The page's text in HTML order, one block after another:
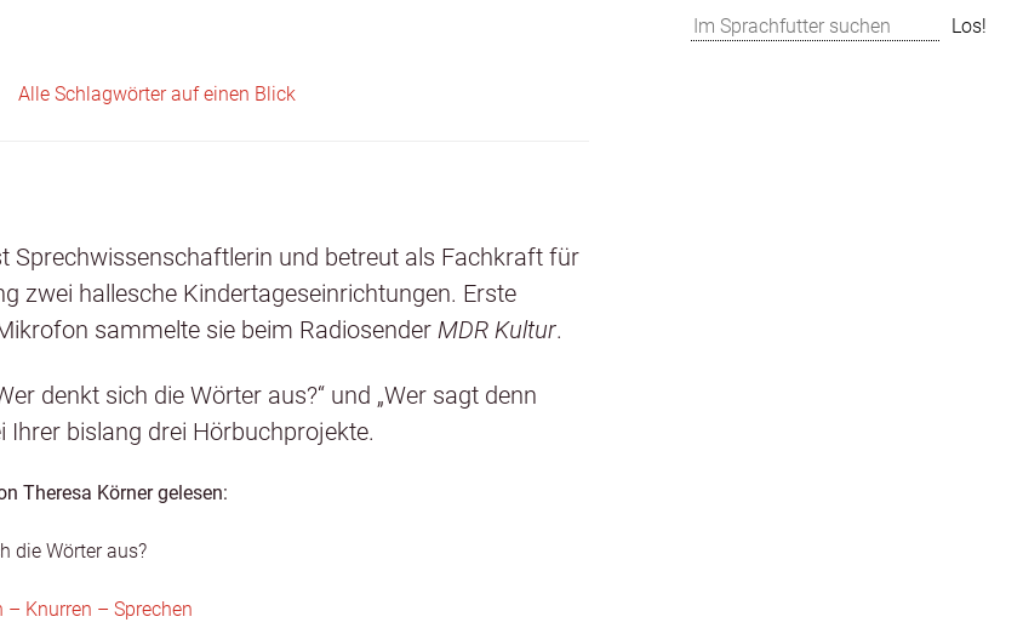
Suchen Los!
Alle Schlagwörter auf einen Blick
Sprech­wis­senschaft­lerin und betreut als Fachkraft für
zwei hallesche Kindertage­sein­rich­tun­gen. Erste
sam­melte sie beim RadiosenderMDR Kul­tur.
denkt sich die Wörter aus?“ und „Wer sagt denn
Ihrer bis­lang drei Hör­buch­pro­jek­te.
There­sa Körn­er gele­sen:
die Wörter aus?
Knur­ren – Sprechen